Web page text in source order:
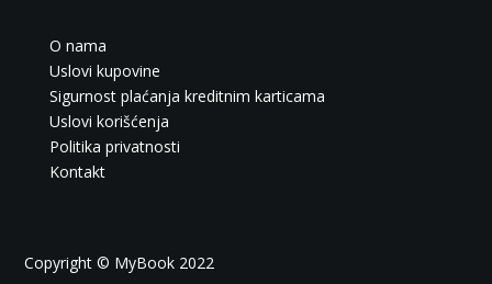
O nama
Uslovi kupovine
Sigurnost plaćanja kreditnim karticama
Uslovi korišćenja
Politika privatnosti
Kontakt
Copyright © MyBook 2022